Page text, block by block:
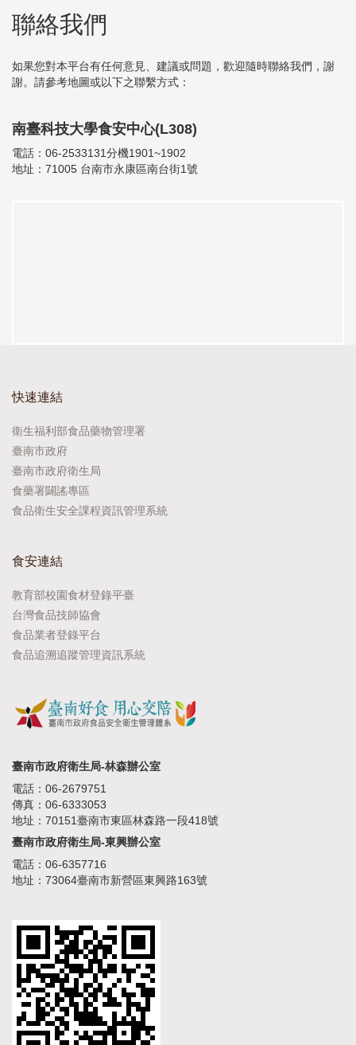
聯絡我們
如果您對本平台有任何意見、建議或問題，歡迎隨時聯絡我們，謝
謝。請參考地圖或以下之聯繫方式：
南臺科技大學食安中心(L308)
電話：06-2533131分機1901~1902
地址：71005 台南市永康區南台街1號
快速連結
衛生福利部食品藥物管理署
臺南市政府
臺南市政府衛生局
食藥署闢謠專區
食品衛生安全課程資訊管理系統
食安連結
教育部校園食材登錄平臺
台灣食品技師協會
食品業者登錄平台
食品追溯追蹤管理資訊系統
臺南市政府衛生局-林森辦公室
電話：06-2679751
傳真：06-6333053
地址：70151臺南市東區林森路一段418號
臺南市政府衛生局-東興辦公室
電話：06-6357716
地址：73064臺南市新營區東興路163號